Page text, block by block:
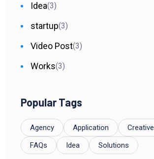
Idea(3)
startup(3)
Video Post(3)
Works(3)
Popular Tags
Agency Application Creative
FAQs
Idea Solutions